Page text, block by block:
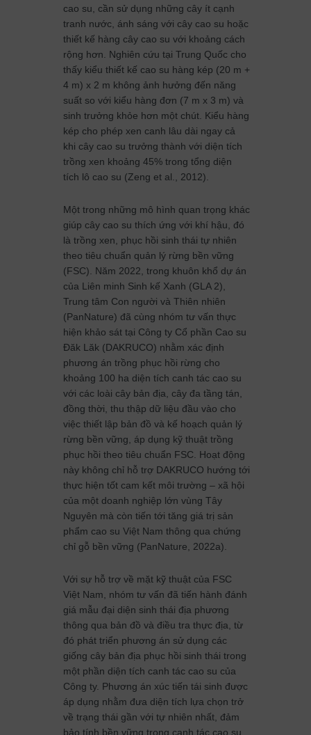
cao su, cần sử dụng những cây ít cạnh
tranh nước, ánh sáng với cây cao su hoặc
thiết kế hàng cây cao su với khoảng cách
rộng hơn. Nghiên cứu tại Trung Quốc cho
thấy kiểu thiết kế cao su hàng kép (20 m +
4 m) x 2 m không ảnh hưởng đến năng
suất so với kiểu hàng đơn (7 m x 3 m) và
sinh trưởng khỏe hơn một chút. Kiểu hàng
kép cho phép xen canh lâu dài ngay cả
khi cây cao su trưởng thành với diện tích
trồng xen khoảng 45% trong tổng diện
tích lô cao su (Zeng et al., 2012).
Một trong những mô hình quan trọng khác
giúp cây cao su thích ứng với khí hậu, đó
là trồng xen, phục hồi sinh thái tự nhiên
theo tiêu chuẩn quản lý rừng bền vững
(FSC). Năm 2022, trong khuôn khổ dự án
của Liên minh Sinh kế Xanh (GLA 2),
Trung tâm Con người và Thiên nhiên
(PanNature) đã cùng nhóm tư vấn thực
hiện khảo sát tại Công ty Cổ phần Cao su
Đăk Lăk (DAKRUCO) nhằm xác định
phương án trồng phục hồi rừng cho
khoảng 100 ha diện tích canh tác cao su
với các loài cây bản địa, cây đa tầng tán,
đồng thời, thu thập dữ liệu đầu vào cho
việc thiết lập bản đồ và kế hoạch quản lý
rừng bền vững, áp dụng kỹ thuật trồng
phục hồi theo tiêu chuẩn FSC. Hoạt động
này không chỉ hỗ trợ DAKRUCO hướng tới
thực hiện tốt cam kết môi trường – xã hội
của một doanh nghiệp lớn vùng Tây
Nguyên mà còn tiến tới tăng giá trị sản
phẩm cao su Việt Nam thông qua chứng
chỉ gỗ bền vững (PanNature, 2022a).
Với sự hỗ trợ về mặt kỹ thuật của FSC
Việt Nam, nhóm tư vấn đã tiến hành đánh
giá mẫu đại diện sinh thái địa phương
thông qua bản đồ và điều tra thực địa, từ
đó phát triển phương án sử dụng các
giống cây bản địa phục hồi sinh thái trong
một phần diện tích canh tác cao su của
Công ty. Phương án xúc tiến tái sinh được
áp dụng nhằm đưa diện tích lựa chọn trở
về trạng thái gần với tự nhiên nhất, đảm
bảo tính bền vững trong canh tác cao su.